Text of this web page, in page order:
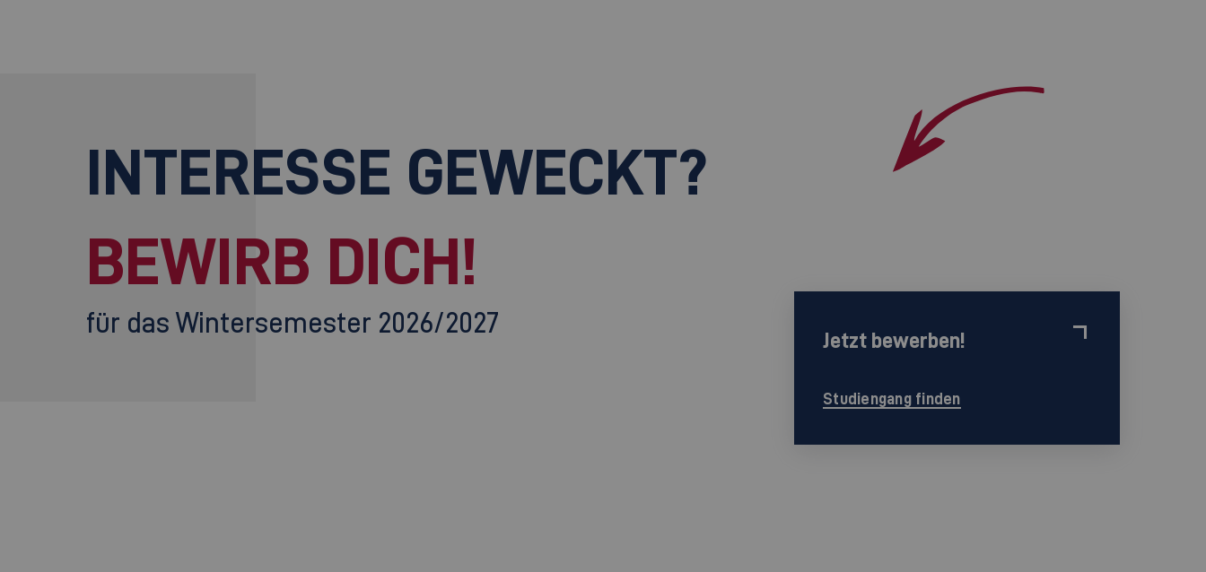
INTERESSE GEWECKT?
BEWIRB DICH!
für das Wintersemester 2026/2027
Jetzt bewerben!
Studiengang finden